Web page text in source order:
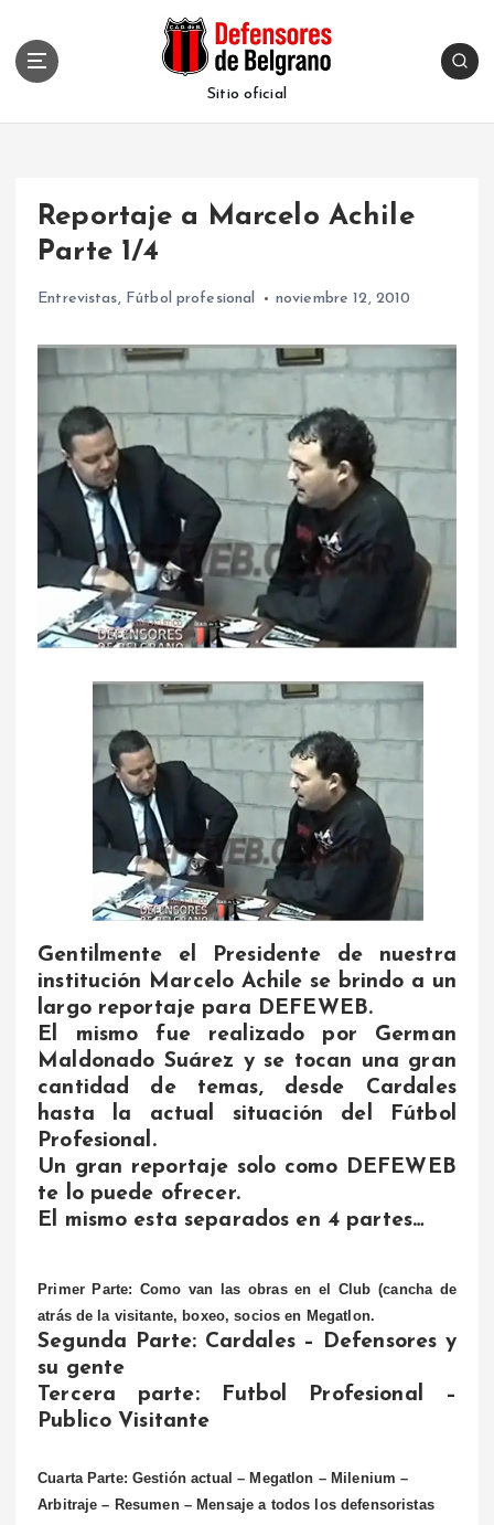
Sitio oficial
Reportaje a Marcelo Achile
Parte 1/4
Entrevistas, Fútbol profesional noviembre 12, 2010
Gentilmente el Presidente de nuestra
institución Marcelo Achile se brindo a un
largo reportaje para DEFEWEB.
El mismo fue realizado por German
Maldonado Suárez y se tocan una gran
cantidad de temas, desde Cardales
hasta la actual situación del Fútbol
Profesional.
Un gran reportaje solo como DEFEWEB
te lo puede ofrecer.
El mismo esta separados en 4 partes…
Primer Parte: Como van las obras en el Club (cancha de
atrás de la visitante, boxeo, socios en Megatlon.
Segunda Parte: Cardales – Defensores y
su gente
Tercera parte: Futbol Profesional –
Publico Visitante
Cuarta Parte: Gestión actual – Megatlon – Milenium –
Arbitraje – Resumen – Mensaje a todos los defensoristas